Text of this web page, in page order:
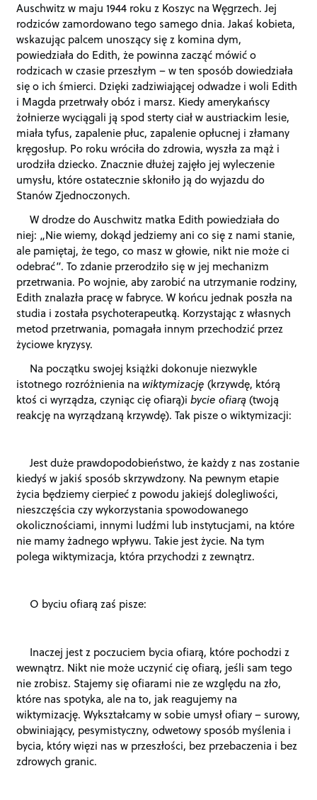
Auschwitz w maju 1944 roku z Koszyc na Węgrzech. Jej
rodziców zamordowano tego samego dnia. Jakaś kobieta,
wskazując palcem unoszący się z komina dym,
powiedziała do Edith, że powinna zacząć mówić o
rodzicach w czasie przeszłym – w ten sposób dowiedziała
się o ich śmierci. Dzięki zadziwiającej odwadze i woli Edith
i Magda przetrwały obóz i marsz. Kiedy amerykańscy
żołnierze wyciągali ją spod sterty ciał w austriackim lesie,
miała tyfus, zapalenie płuc, zapalenie opłucnej i złamany
kręgosłup. Po roku wróciła do zdrowia, wyszła za mąż i
urodziła dziecko. Znacznie dłużej zajęło jej wyleczenie
umysłu, które ostatecznie skłoniło ją do wyjazdu do
Stanów Zjednoczonych.
W drodze do Auschwitz matka Edith powiedziała do
niej: „Nie wiemy, dokąd jedziemy ani co się z nami stanie,
ale pamiętaj, że tego, co masz w głowie, nikt nie może ci
odebrać”. To zdanie przerodziło się w jej mechanizm
przetrwania. Po wojnie, aby zarobić na utrzymanie rodziny,
Edith znalazła pracę w fabryce. W końcu jednak poszła na
studia i została psychoterapeutką. Korzystając z własnych
metod przetrwania, pomagała innym przechodzić przez
życiowe kryzysy.
Na początku swojej książki dokonuje niezwykle
istotnego rozróżnienia nawiktymizację (krzywdę, którą
ktoś ci wyrządza, czyniąc cię ofiarą)ibycie ofiarą(twoją
reakcję na wyrządzaną krzywdę). Tak pisze o wiktymizacji:
Jest duże prawdopodobieństwo, że każdy z nas zostanie
kiedyś w jakiś sposób skrzywdzony. Na pewnym etapie
życia będziemy cierpieć z powodu jakiejś dolegliwości,
nieszczęścia czy wykorzystania spowodowanego
okolicznościami, innymi ludźmi lub instytucjami, na które
nie mamy żadnego wpływu. Takie jest życie. Na tym
polega wiktymizacja, która przychodzi z zewnątrz.
O byciu ofiarą zaś pisze:
Inaczej jest z poczuciem bycia ofiarą, które pochodzi z
wewnątrz. Nikt nie może uczynić cię ofiarą, jeśli sam tego
nie zrobisz. Stajemy się ofiarami nie ze względu na zło,
które nas spotyka, ale na to, jak reagujemy na
wiktymizację. Wykształcamy w sobie umysł ofiary – surowy,
obwiniający, pesymistyczny, odwetowy sposób myślenia i
bycia, który więzi nas w przeszłości, bez przebaczenia i bez
zdrowych granic.